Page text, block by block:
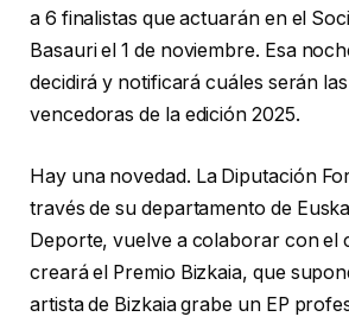
a 6 finalistas que actuarán en el
Basauri el 1 de noviembre. Esa
decidirá y notificará cuáles serán
vencedoras de la edición 2025.
Hay una novedad. La Diputación
través de su departamento de
Deporte, vuelve a colaborar con el
creará el Premio Bizkaia, que
artista de Bizkaia grabe un EP